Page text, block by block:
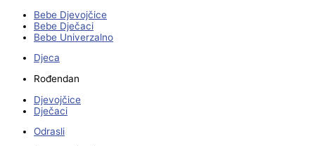
Bebe Djevojčice
Bebe Dječaci
Bebe Univerzalno
Djeca
Rođendan
Djevojčice
Dječaci
Odrasli